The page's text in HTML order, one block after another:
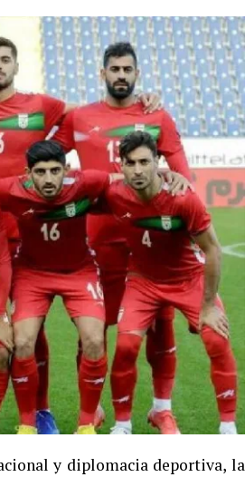
y diplomacia deportiva, la